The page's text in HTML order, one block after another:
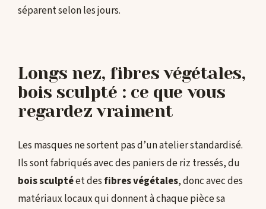
séparent selon les jours.
Longs nez, fibres végétales,
bois sculpté : ce que vous
regardez vraiment
Les masques ne sortent pas d’un atelier standardisé.
Ils sont fabriqués avec des paniers de riz tressés, du
bois sculptéet des fibres végétales, donc avec des
matériaux locaux qui donnent à chaque pièce sa